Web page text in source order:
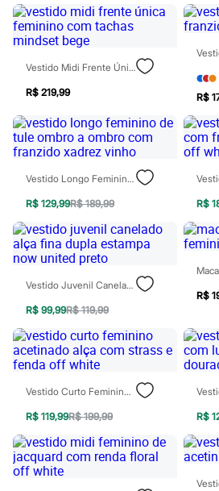
Chapéus e Bonés
Cintos
Carteiras
Relógios
Calçados
Botas
Chinelos
Sapatos
Sandálias e Papetes
Tênis
Acessórios
Bermudas
Camisetas
Calças
Calçados
Regatas
Moda íntima
Cuecas
Meias
Pijamas
Moda praia
Personagens
Plus size
Blusas e Camisetas
Calças
Casacos e Jaquetas
Jeans
Moda esportiva
Shorts e Bermudas
Todos os produtos
Vestido Midi Frente Única Feminino Com Tachas Mindset Bege
R$ 219,99
R$
Vestido Longo Feminino De Tule Ombro A Ombro Com Franzido Xadrez Vinho
R$ 129,99R$ 189,99 R$
Vestido Juvenil Canelado Alça Fina Dupla Estampa Now United Preto
R$ 99,99R$ 119,99
R$
Vestido Curto Feminino Acetinado Alça Com Strass E Fenda Off White
R$ 119,99R$ 199,99 R$